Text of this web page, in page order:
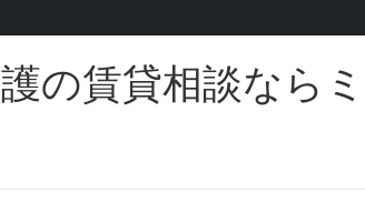
の賃貸相談なら